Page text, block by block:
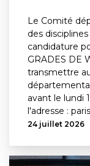
Le Comité
des
candidature
GRADES DE
transmettre
avant le lundi
l'adresse :
24 juillet 2026